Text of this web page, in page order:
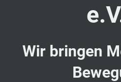
Wir bringen